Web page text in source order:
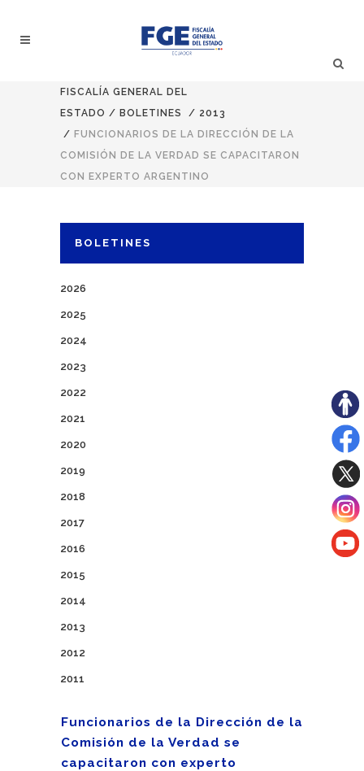
FISCALÍA GENERAL DEL
ESTADO / BOLETINES / 2013
/ FUNCIONARIOS DE LA DIRECCIÓN DE LA
COMISIÓN DE LA VERDAD SE CAPACITARON
CON EXPERTO ARGENTINO
BOLETINES
2026
2025
2024
2023
2022
2021
2020
2019
2018
2017
2016
2015
2014
2013
2012
2011
Funcionarios de la Dirección de la
Comisión de la Verdad se
capacitaron con experto